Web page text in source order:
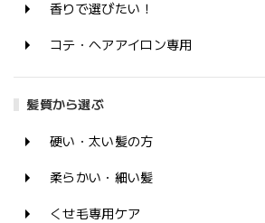
香りで選びたい！
コテ・ヘアアイロン専用
髪質から選ぶ
硬い・太い髪の方
柔らかい・細い髪
くせ毛専用ケア